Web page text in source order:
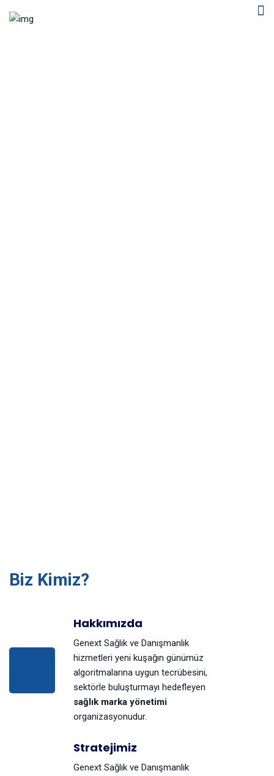
Biz Kimiz?
Hakkımızda
Genext Sağlık ve Danışmanlık
hizmetleri yeni kuşağın günümüz
algoritmalarına uygun tecrübesini,
sektörle buluşturmayı hedefleyen
sağlık marka yönetimi
organizasyonudur.
Stratejimiz
Genext Sağlık ve Danışmanlık